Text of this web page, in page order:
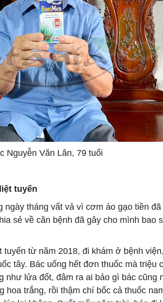
Nguyễn Văn Lân, 79 tuổi
tuyến
tháng vất vả vì cơm áo gạo tiền
sẻ về căn bệnh đã gây cho mình bao
từ năm 2018, đi khám ở bệnh
tây. Bác uống hết đơn thuốc mà triệu
như lửa đốt, đâm ra ai bảo gì bác cũng
hoa trắng, rồi thậm chí bốc cả thuốc